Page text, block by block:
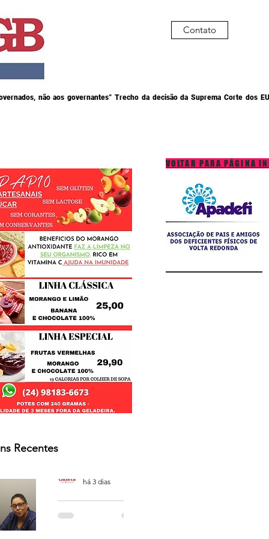
não aos governantes” Trecho da decisão da Suprema Corte dos
Contato
VOLTAR PARA PÁGINA
Recentes
PODCAST
'CAFÉ
há 3 dias